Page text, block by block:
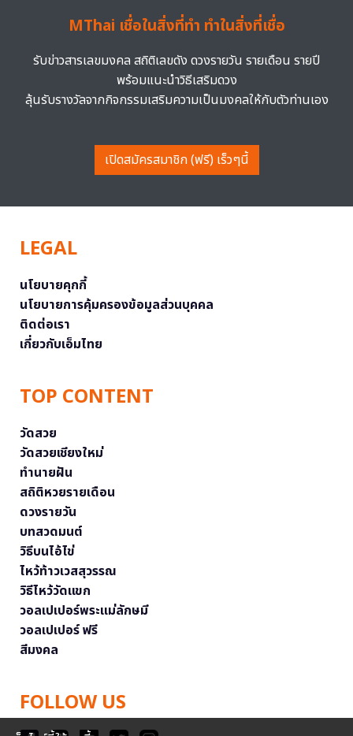
MThai เชื่อในสิ่งที่ทำ ทำในสิ่งที่เชื่อ
รับข่าวสารเลขมงคล สถิติเลขดัง ดวงรายวัน รายเดือน รายปี
พร้อมแนะนำวิธีเสริมดวง
ลุ้นรับรางวัลจากกิจกรรมเสริมความเป็นมงคลให้กับตัวท่านเอง
เปิดสมัครสมาชิก (ฟรี) เร็วๆนี้
LEGAL
นโยบายคุกกี้
นโยบายการคุ้มครองข้อมูลส่วนบุคคล
ติดต่อเรา
เกี่ยวกับเอ็มไทย
TOP CONTENT
วัดสวย
วัดสวยเชียงใหม่
ทำนายฝัน
สถิติหวยรายเดือน
ดวงรายวัน
บทสวดมนต์
วิธีบนไอ้ไข่
ไหว้ท้าวเวสสุวรรณ
วิธีไหว้วัดแขก
วอลเปเปอร์พระแม่ลักษมี
วอลเปเปอร์ ฟรี
สีมงคล
FOLLOW US